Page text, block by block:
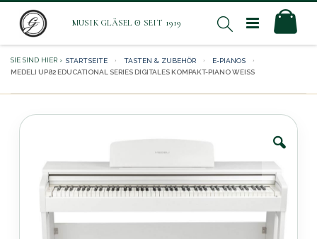
Direkt
zum
Suche
STARTSEITE TASTEN & ZUBEHÖR
E-PIANOS
MEDELI UP82 EDUCATIONAL SERIES DIGITALES KOMPAKT-PIANO WEISS
der
Bildergalerie
springen